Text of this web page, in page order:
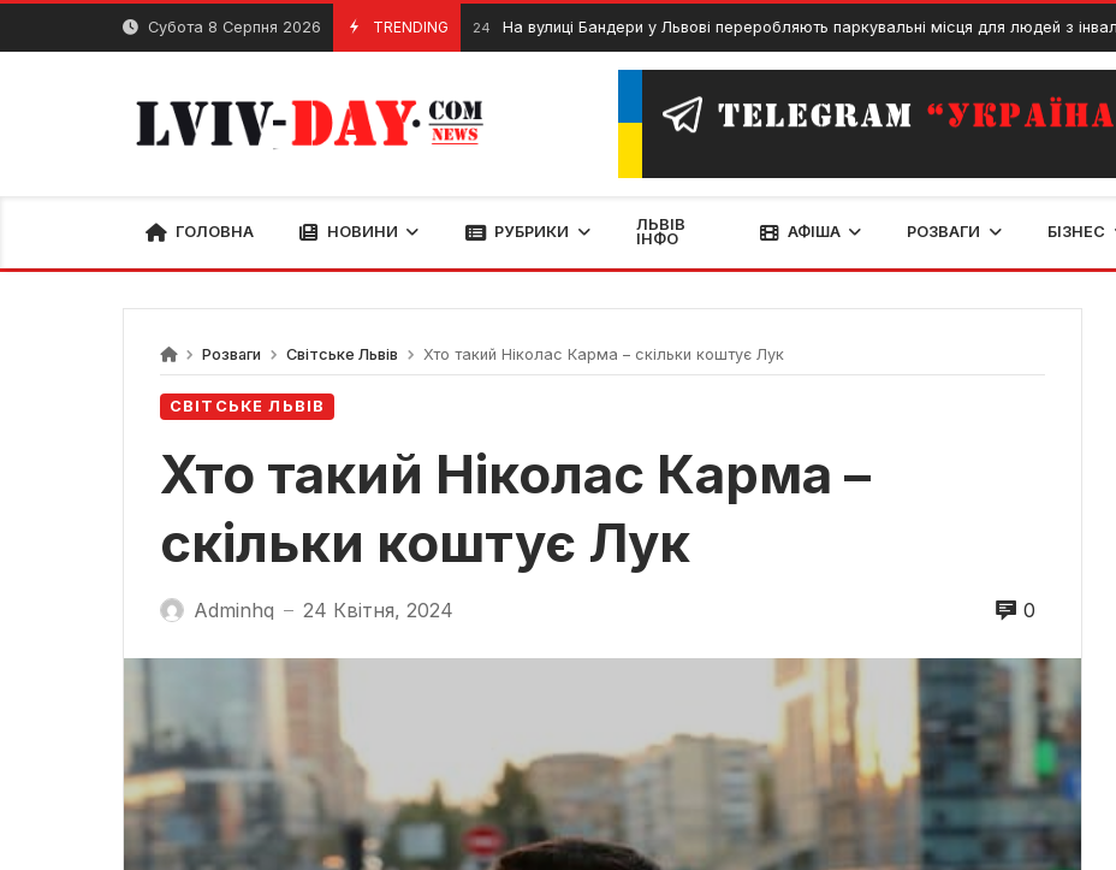
Skip
content
Субота 8 Серпня 2026 TRENDING
10 Лютого, 2024 На вулиці Бандери у Львові переробляють паркувальні місця для людей з інвалідністю
ГОЛОВНА НОВИНИ РУБРИКИ
ЛЬВІВ
ІНФО
АФІША РОЗВАГИ БІЗНЕС
Розваги Світське Львів Хто такий Ніколас Карма – скільки коштує Лук
СВІТСЬКЕ ЛЬВІВ
Хто такий Ніколас Карма –
скільки коштує Лук
Adminhq — 24 Квітня, 2024 0